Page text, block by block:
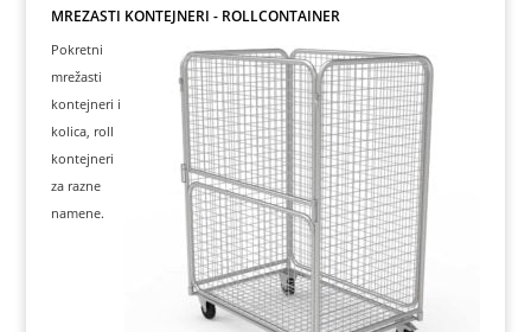
MREŽASTI KONTEJNERI - ROLLCONTAINER
Pokretni
mrežasti
kontejneri i
kolica, roll
kontejneri
za razne
namene.